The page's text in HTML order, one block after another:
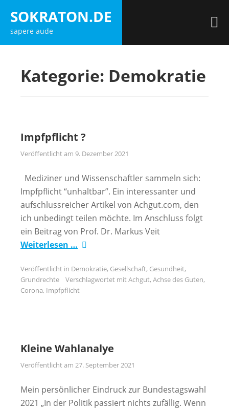
Inhalt
springen
SOKRATON.DE
sapere aude
Kategorie: Demokratie
Impfpflicht ?
Veröffentlicht am 9. Dezember 2021
Mediziner und Wissenschaftler sammeln sich:
Impfpflicht “unhaltbar”. Ein interessanter und
aufschlussreicher Artikel von Achgut.com, den
ich unbedingt teilen möchte. Im Anschluss folgt
ein Beitrag von Prof. Dr. Markus Veit
Weiterlesen …
Veröffentlicht in Demokratie, Gesellschaft, Gesundheit,
Grundrechte
Verschlagwortet mitAchgut, Achse des Guten,
Corona, Impfpflicht
Kleine Wahlanalye
Veröffentlicht am 27. September 2021
Mein persönlicher Eindruck zur Bundestagswahl
2021 „In der Politik passiert nichts zufällig. Wenn